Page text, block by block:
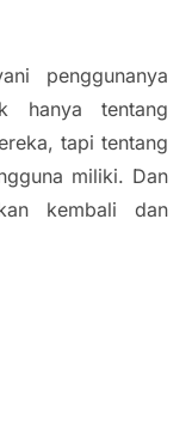
penggunanya
hanya tentang
tapi tentang
miliki. Dan
kembali dan